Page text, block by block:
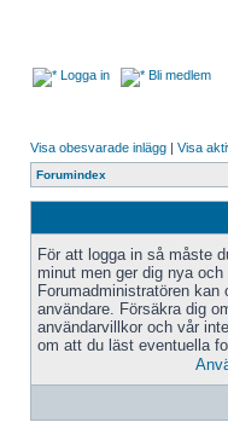
Logga in Bli medlem
Visa obesvarade inlägg | Visa
Forumindex
För att logga in så måste
minut men ger dig nya
Forumadministratören
användare. Försäkra dig
användarvillkor och vår
om att du läst eventuella